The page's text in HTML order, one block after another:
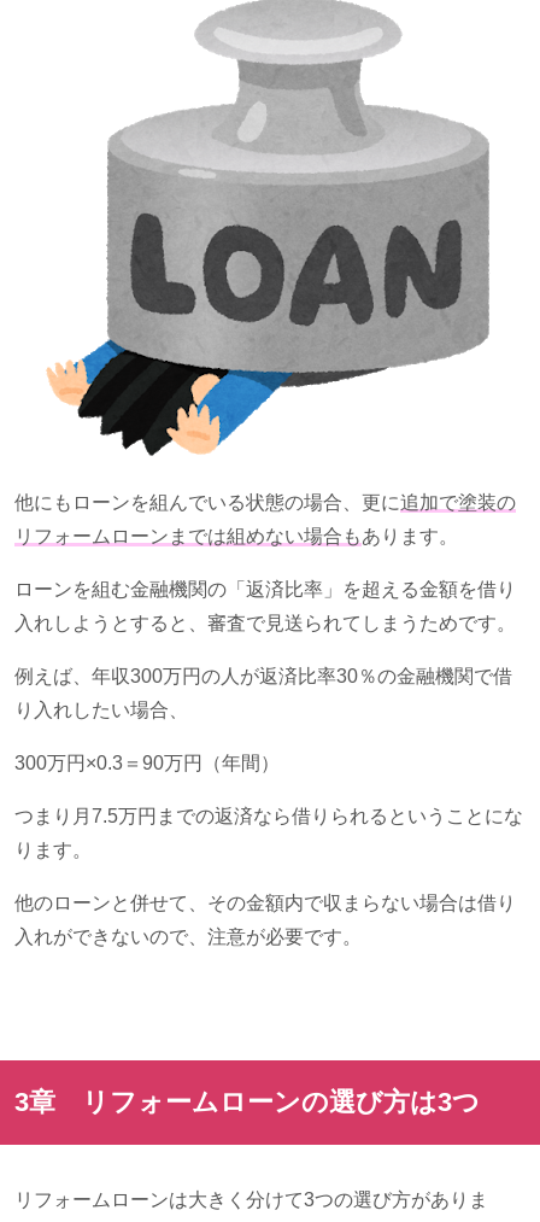
他にもローンを組んでいる状態の場合、更に追加で塗装の
リフォームローンまでは組めない場合もあります。
ローンを組む金融機関の「返済比率」を超える金額を借り
入れしようとすると、審査で見送られてしまうためです。
例えば、年収300万円の人が返済比率30％の金融機関で借
り入れしたい場合、
300万円×0.3 ＝ 90万円（年間）
つまり月 7.5万円までの返済なら借りられるということにな
ります。
他のローンと併せて、その金額内で収まらない場合は借り
入れができないので、注意が必要です。
3章 リフォームローンの選び方は3つ
リフォームローンは大きく分けて3つの選び方がありま